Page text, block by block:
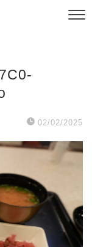
02/02/2025